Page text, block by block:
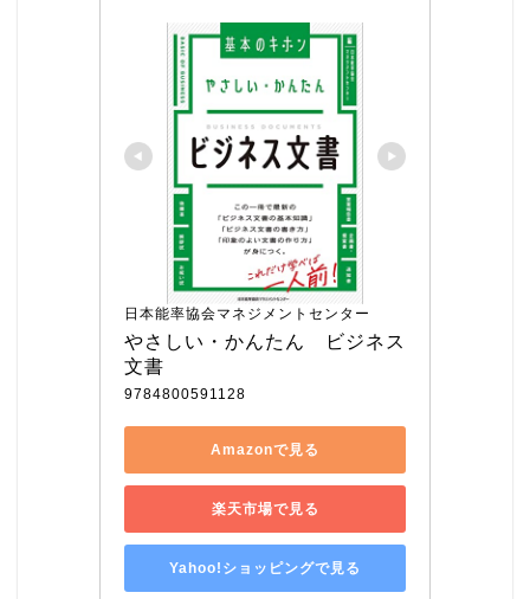
日本能率協会マネジメントセンター
やさしい・かんたん　ビジネス
文書
9784800591128
Amazonで見る
楽天市場で見る
Yahoo!ショッピングで見る